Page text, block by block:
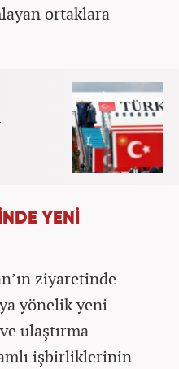
ortaklara
YENİ
ziyaretinde
yönelik yeni
ulaştırma
işbirliklerinin